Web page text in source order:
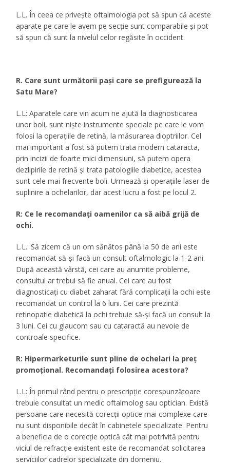
L.L. În ceea ce priveşte oftalmologia pot să spun că aceste
aparate pe care le avem pe secţie sunt comparabile şi pot
să spun că sunt la nivelul celor regăsite în occident.
R. Care sunt următorii paşi care se prefigurează la
Satu Mare?
L.L: Aparatele care vin acum ne ajută la diagnosticarea
unor boli, sunt nişte instrumente speciale pe care le vom
folosi la operaţiile de retină, la măsurarea dioptriilor. Cel
mai important a fost să putem trata modern cataracta,
prin incizii de foarte mici dimensiuni, să putem opera
dezlipirile de retină şi trata patologiile diabetice, acestea
sunt cele mai frecvente boli. Urmează şi operaţiile laser de
suplinire a ochelarilor, dar acest lucru a fost pe locul 2.
R: Ce le recomandaţi oamenilor ca să aibă grijă de
ochi.
L.L.: Să zicem că un om sănătos până la 50 de ani este
recomandat să-şi facă un consult oftalmologic la 1-2 ani.
După această vârstă, cei care au anumite probleme,
consultul ar trebui să fie anual. Cei care au fost
diagnosticaţi cu diabet zaharat fără complicaţii la ochi este
recomandat un control la 6 luni. Cei care prezintă
retinopatie diabetică la ochi trebuie să-şi facă un consult la
3 luni. Cei cu glaucom sau cu cataractă au nevoie de
controale specifice.
R: Hipermarketurile sunt pline de ochelari la preţ
promoţional. Recomandaţi folosirea acestora?
L.L: În primul rând pentru o prescripţie corespunzătoare
trebuie consultat un medic oftalmolog sau optician. Există
persoane care necesită corecţii optice mai complexe care
nu sunt disponibile decât în cabinetele specializate. Pentru
a beneficia de o corecţie optică cât mai potrivită pentru
viciul de refracţie existent este de recomandat solicitarea
serviciilor cadrelor specializate din domeniu.